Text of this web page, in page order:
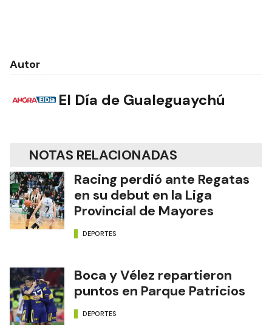
Autor
El Día de Gualeguaychú
NOTAS RELACIONADAS
Racing perdió ante Regatas
en su debut en la Liga
Provincial de Mayores
DEPORTES
Boca y Vélez repartieron
puntos en Parque Patricios
DEPORTES